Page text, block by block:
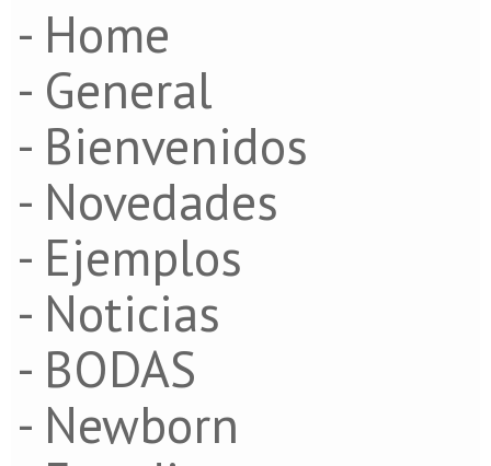
- Home
- General
- Bienvenidos
- Novedades
- Ejemplos
- Noticias
- BODAS
- Newborn